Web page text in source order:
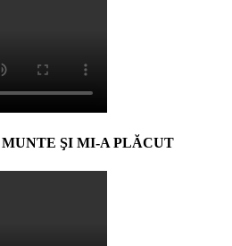
MUNTE ŞI MI-A PLĂCUT